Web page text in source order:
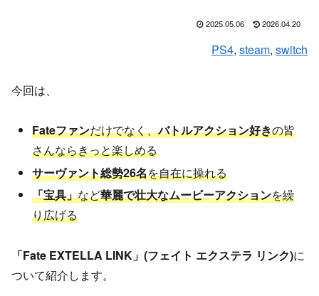
2025.05.06 2026.04.20
PS4, steam, switch
今回は、
Fateファンだけでなく、バトルアクション好きの皆
さんならきっと楽しめる
サーヴァント総勢26名を自在に操れる
「宝具」など華麗で壮大なムービーアクションを繰
り広げる
「Fate EXTELLA LINK」(フェイト エクステラ リンク)に
ついて紹介します。